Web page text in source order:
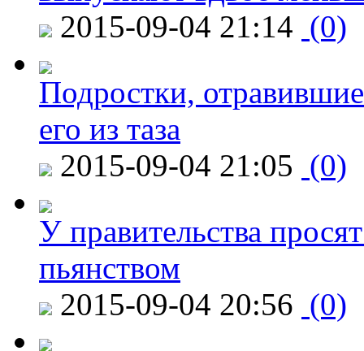
2015-09-04 21:14 (0)
Подростки,
его из таза
2015-09-04 21:05 (0)
У правительства
пьянством
2015-09-04 20:56 (0)